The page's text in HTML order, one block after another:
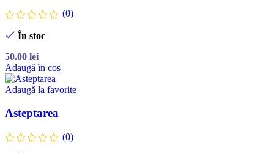
(0)
În stoc
50.00 lei
Adaugă în coș
Adaugă la favorite
Asteptarea
(0)